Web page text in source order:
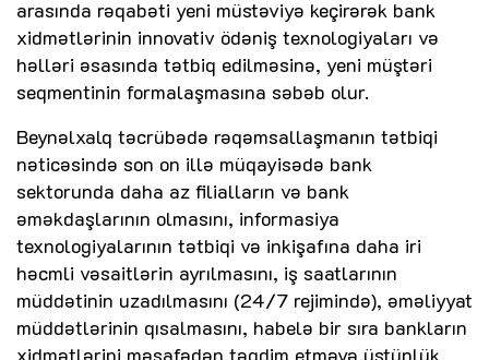
arasında rəqabəti yeni müstəviyə keçirərək bank
xidmətlərinin innovativ ödəniş texnologiyaları və
həlləri əsasında tətbiq edilməsinə, yeni müştəri
seqmentinin formalaşmasına səbəb olur.
Beynəlxalq təcrübədə rəqəmsallaşmanın tətbiqi
nəticəsində son on illə müqayisədə bank
sektorunda daha az filialların və bank
əməkdaşlarının olmasını, informasiya
texnologiyalarının tətbiqi və inkişafına daha iri
həcmli vəsaitlərin ayrılmasını, iş saatlarının
müddətinin uzadılmasını (24/7 rejimində), əməliyyat
müddətlərinin qısalmasını, habelə bir sıra bankların
xidmətlərini məsafədən təqdim etməyə üstünlük